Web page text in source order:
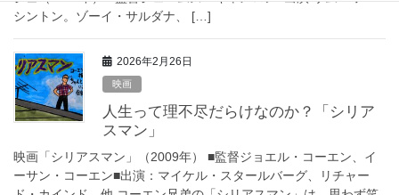
シントン。ゾーイ・サルダナ、 […]
2026年2月26日
映画
人生って理不尽だらけなのか？「シリア
スマン」
映画「シリアスマン」（2009年） ■監督ジョエル・コーエン、イ
ーサン・コーエン■出演：マイケル・スタールバーグ、リチャー